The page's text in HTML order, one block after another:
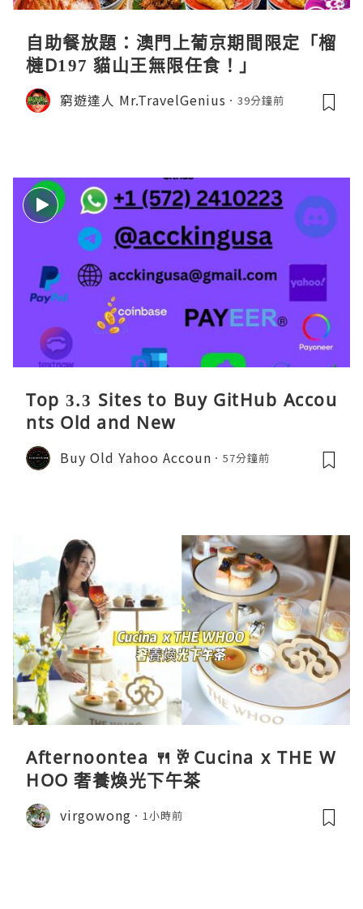
自助餐放題：澳門上葡京期間限定「榴
槤D197 貓山王無限任食！」
窮遊達人 Mr.TravelGenius 39分鐘前
Top 3.3 Sites to Buy GitHub Accou
nts Old and New
Buy Old Yahoo Accoun 57分鐘前
Afternoontea 🍴🥂Cucina x THE W
HOO 奢養煥光下午茶
virgowong 1小時前